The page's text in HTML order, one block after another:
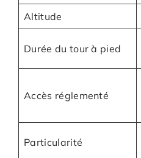
Altitude
Durée du tour à pied
Accès réglementé
Particularité